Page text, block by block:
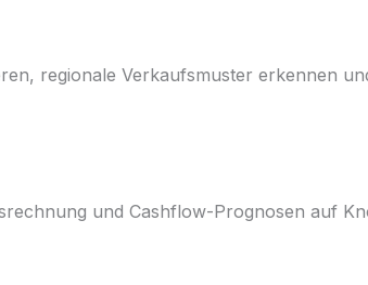
regionale Verkaufsmuster erkennen
und Cashflow-Prognosen auf